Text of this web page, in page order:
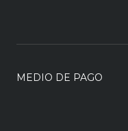
MEDIO DE PAGO